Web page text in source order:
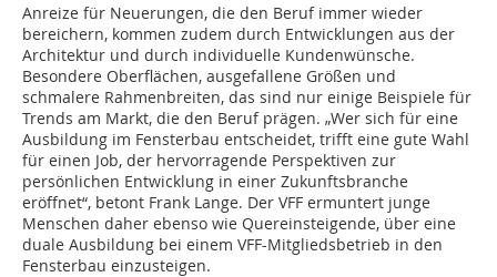
Anreize für Neuerungen, die den Beruf immer wieder
bereichern, kommen zudem durch Entwicklungen aus der
Architektur und durch individuelle Kundenwünsche.
Besondere Oberflächen, ausgefallene Größen und
schmalere Rahmenbreiten, das sind nur einige Beispiele für
Trends am Markt, die den Beruf prägen. „Wer sich für eine
Ausbildung im Fensterbau entscheidet, trifft eine gute Wahl
für einen Job, der hervorragende Perspektiven zur
persönlichen Entwicklung in einer Zukunftsbranche
eröffnet“, betont Frank Lange. Der VFF ermuntert junge
Menschen daher ebenso wie Quereinsteigende, über eine
duale Ausbildung bei einem VFF-Mitgliedsbetrieb in den
Fensterbau einzusteigen.